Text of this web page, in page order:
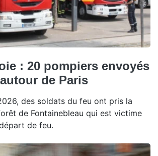
: 20 pompiers envoyés
de Paris
des soldats du feu ont pris la
de Fontainebleau qui est victime
de feu.